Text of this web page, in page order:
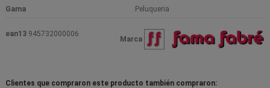
Gama Peluqueria
Marca
ean13 945732000006
Clientes que compraron este producto también compraron: